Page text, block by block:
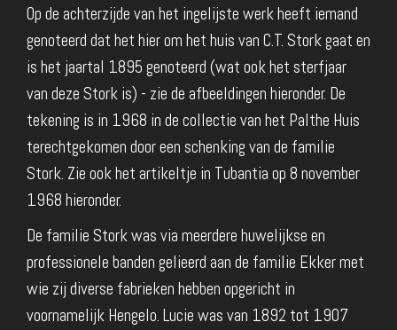
Op de achterzijde van het ingelijste werk heeft iemand
genoteerd dat het hier om het huis van C.T. Stork gaat en
is het jaartal 1895 genoteerd (wat ook het sterfjaar
van deze Stork is) - zie de afbeeldingen hieronder. De
tekening is in 1968 in de collectie van het Palthe Huis
terechtgekomen door een schenking van de familie
Stork. Zie ook het artikeltje in Tubantia op 8 november
1968 hieronder.
De familie Stork was via meerdere huwelijkse en
professionele banden gelieerd aan de familie Ekker met
wie zij diverse fabrieken hebben opgericht in
voornamelijk Hengelo. Lucie was van 1892 tot 1907